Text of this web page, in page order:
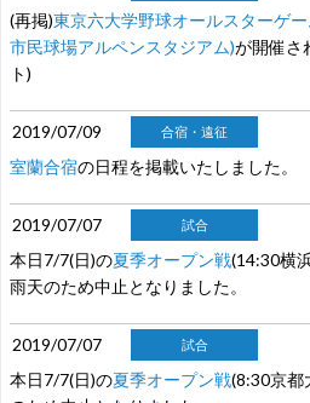
(再掲)東京六大学野球オールスターゲ
市民球場アルペンスタジアム)が開催さ
ト)
2019/07/09 合宿・遠征
室蘭合宿の日程を掲載いたしました。
2019/07/07 試合
本日7/7(日)の夏季オープン戦(14:30横
雨天のため中止となりました。
2019/07/07 試合
本日7/7(日)の夏季オープン戦(8:30京都